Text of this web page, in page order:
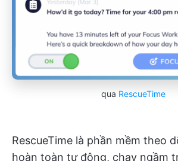
qua RescueTime
RescueTime là phần mềm theo
hoàn toàn tự động, chạy ngầm